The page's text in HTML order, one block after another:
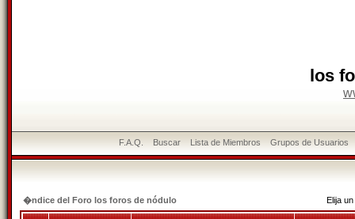
los
F.A.Q. Buscar Lista de Miembros Grupos de Usuarios
�ndice del Foro los foros de nódulo Elija